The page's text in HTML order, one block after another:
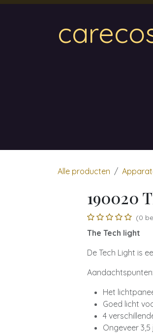
Alle producten
190020
(0
The Tech light
De Tech Light is
Aandachtspunten:
Het
Goed licht
4
Ongeveer